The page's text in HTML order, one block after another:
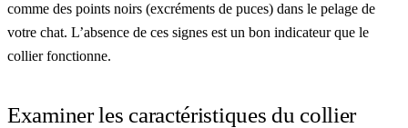
comme des points noirs (excréments de puces) dans le pelage de
votre chat. L’absence de ces signes est un bon indicateur que le
collier fonctionne.
Examiner les caractéristiques du collier